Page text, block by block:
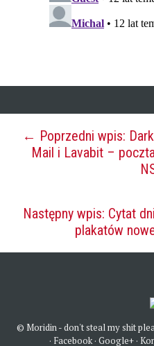
← Poprzedni wpis:
Mail i Lavabit –
Następny wpis: Cytat
plakatów
© Moridin- don't steal my shit
· Facebook· Google+·